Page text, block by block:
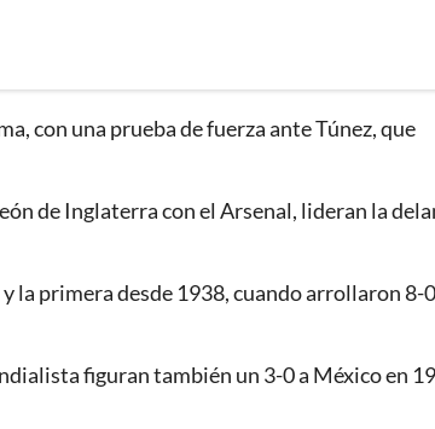
con una prueba de fuerza ante Túnez, que
de Inglaterra con el Arsenal, lideran la
la primera desde 1938, cuando arrollaron 8-
figuran también un 3-0 a México en